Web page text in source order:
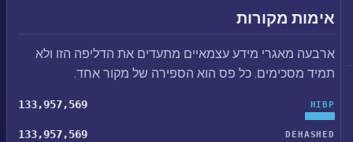
אימות מקורות
ארבעה מאגרי מידע עצמאיים מתעדים את הדליפה הזו ולא
תמיד מסכימים. כל פס הוא הספירה של מקור אחד.
HIBP
133,957,569
DEHASHED
133,957,569